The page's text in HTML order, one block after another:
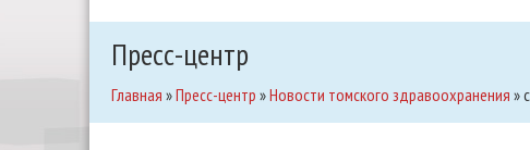
Пресс-центр
Главная »Пресс-центр »Новости томского здравоохранения »